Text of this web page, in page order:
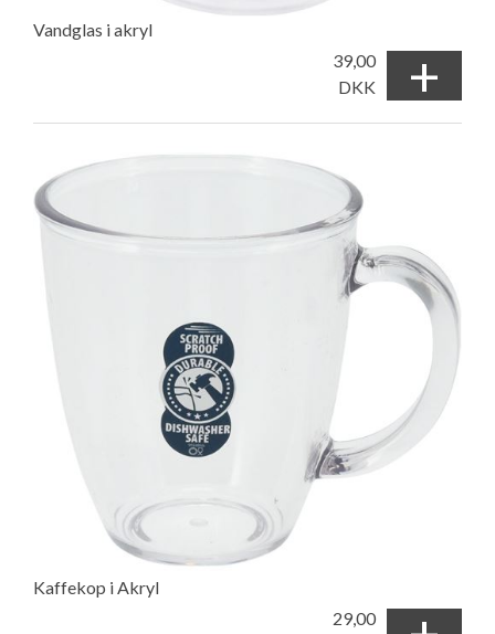
Vandglas i akryl
39,00
DKK
+
Kaffekop i Akryl
29,00